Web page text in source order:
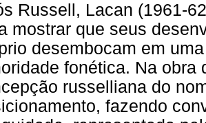
Russell, Lacan (1961-
mostrar que seus
desembocam em
fonética. Na obra
russelliana do
fazendo